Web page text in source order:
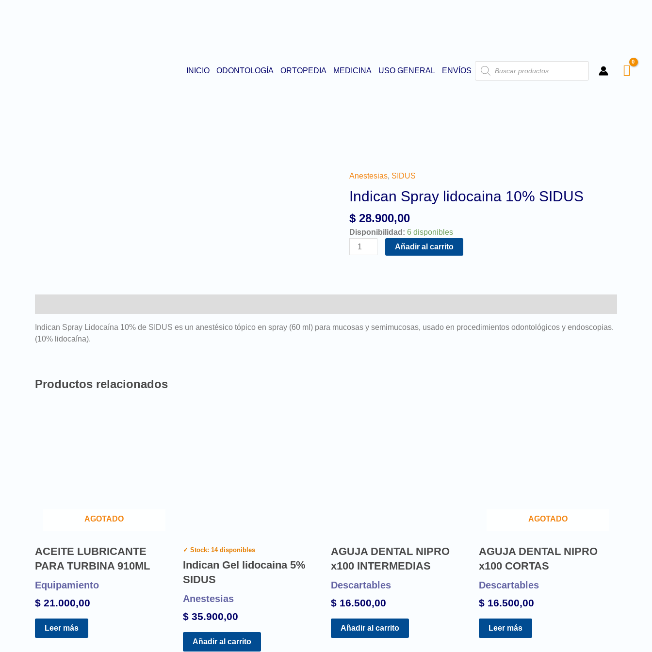
INICIO ODONTOLOGÍA ORTOPEDIA MEDICINA USO GENERAL ENVÍOS
Anestesias, SIDUS
Indican Spray lidocaina 10% SIDUS
$ 28.900,00
Disponibilidad: 6 disponibles
Añadir al carrito
Indican Spray Lidocaína 10% de SIDUS es un anestésico tópico en spray (60 ml) para mucosas y semimucosas, usado en procedimientos odontológicos y endoscopias.
(10% lidocaína).
Productos relacionados
AGOTADO
ACEITE LUBRICANTE
PARA TURBINA 910ML
Equipamiento
$ 21.000,00
Leer más
✓ Stock: 14 disponibles
Indican Gel lidocaina 5%
SIDUS
Anestesias
$ 35.900,00
Añadir al carrito
AGUJA DENTAL NIPRO
x100 INTERMEDIAS
Descartables
$ 16.500,00
Añadir al carrito
AGOTADO
AGUJA DENTAL NIPRO
x100 CORTAS
Descartables
$ 16.500,00
Leer más